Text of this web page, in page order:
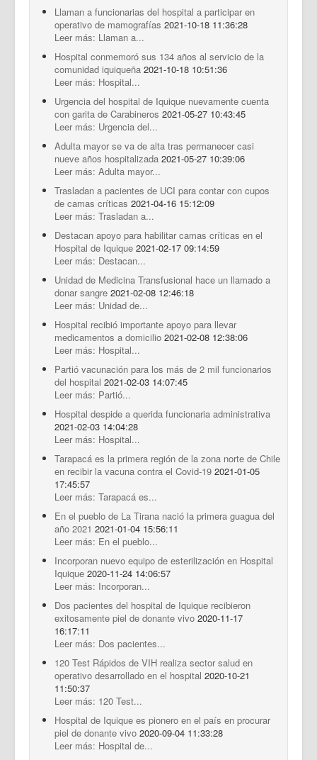
Llaman a funcionarias del hospital a participar en
operativo de mamografías 2021-10-18 11:36:28
Leer más: Llaman a...
Hospital conmemoró sus 134 años al servicio de la
comunidad iquiqueña 2021-10-18 10:51:36
Leer más: Hospital...
Urgencia del hospital de Iquique nuevamente cuenta
con garita de Carabineros 2021-05-27 10:43:45
Leer más: Urgencia del...
Adulta mayor se va de alta tras permanecer casi
nueve años hospitalizada 2021-05-27 10:39:06
Leer más: Adulta mayor...
Trasladan a pacientes de UCI para contar con cupos
de camas críticas 2021-04-16 15:12:09
Leer más: Trasladan a...
Destacan apoyo para habilitar camas críticas en el
Hospital de Iquique 2021-02-17 09:14:59
Leer más: Destacan...
Unidad de Medicina Transfusional hace un llamado a
donar sangre 2021-02-08 12:46:18
Leer más: Unidad de...
Hospital recibió importante apoyo para llevar
medicamentos a domicilio 2021-02-08 12:38:06
Leer más: Hospital...
Partió vacunación para los más de 2 mil funcionarios
del hospital 2021-02-03 14:07:45
Leer más: Partió...
Hospital despide a querida funcionaria administrativa
2021-02-03 14:04:28
Leer más: Hospital...
Tarapacá es la primera región de la zona norte de Chile
en recibir la vacuna contra el Covid-19 2021-01-05
17:45:57
Leer más: Tarapacá es...
En el pueblo de La Tirana nació la primera guagua del
año 2021 2021-01-04 15:56:11
Leer más: En el pueblo...
Incorporan nuevo equipo de esterilización en Hospital
Iquique 2020-11-24 14:06:57
Leer más: Incorporan...
Dos pacientes del hospital de Iquique recibieron
exitosamente piel de donante vivo 2020-11-17
16:17:11
Leer más: Dos pacientes...
120 Test Rápidos de VIH realiza sector salud en
operativo desarrollado en el hospital 2020-10-21
11:50:37
Leer más: 120 Test...
Hospital de Iquique es pionero en el país en procurar
piel de donante vivo 2020-09-04 11:33:28
Leer más: Hospital de...